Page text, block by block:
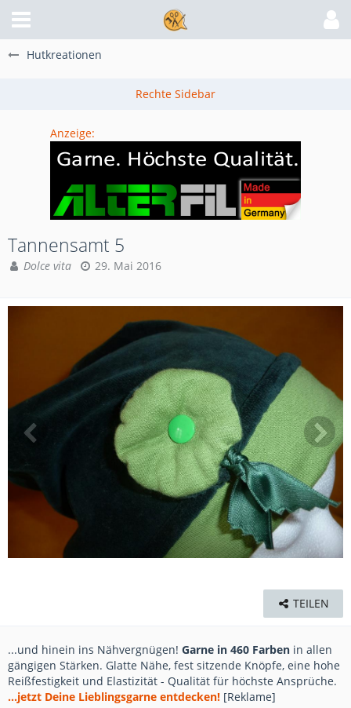
Hutkreationen
Anzeige:
Tannensamt 5
Dolce vita 29. Mai 2016
TEILEN
...und hinein ins Nähvergnügen! Garne in 460 Farben in allen
gängigen Stärken. Glatte Nähe, fest sitzende Knöpfe, eine hohe
Reißfestigkeit und Elastizität - Qualität für höchste Ansprüche.
...jetzt Deine Lieblingsgarne entdecken! [Reklame]